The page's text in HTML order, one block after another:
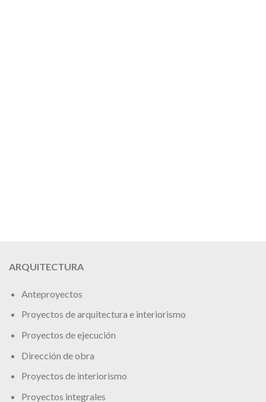
ARQUITECTURA
Anteproyectos
Proyectos de arquitectura e interiorismo
Proyectos de ejecución
Dirección de obra
Proyectos de interiorismo
Proyectos integrales